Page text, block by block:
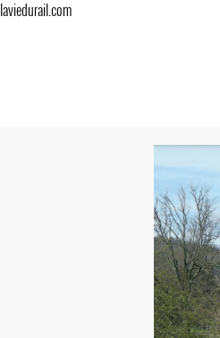
laviedurail.com